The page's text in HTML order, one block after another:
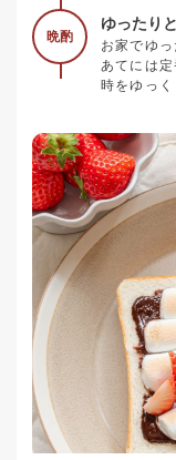
晩酌
ゆったり
お家でゆっ
あてには
時をゆっく